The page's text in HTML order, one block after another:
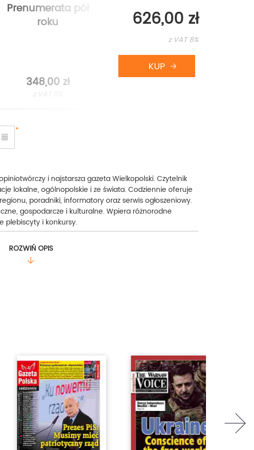
Prenumerata pół
roku
348,00 zł
z VAT 8%
Prenumerata
kwartał
174,00 zł
626,00 zł
z VAT 8%
*
i najstarsza gazeta Wielkopolski. Czytelnik
lokalne, ogólnopolskie i ze świata. Codziennie oferuje
poradniki, informatory oraz serwis ogłoszeniowy.
gospodarcze i kulturalne. Wpiera różnorodne
plebiscyty i konkursy.
wydarzenia gospodarcze w Poznaniu,
informacje,
ROZWIŃ OPIS
next